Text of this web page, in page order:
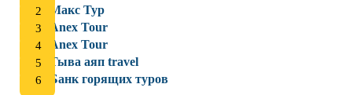
Макс Тур
Anex Tour
Anex Tour
Тыва аяп travel
Банк горящих туров